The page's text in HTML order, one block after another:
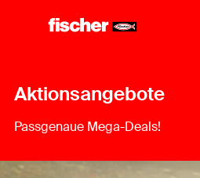
Aktionsangebote
Passgenaue Mega-Deals!